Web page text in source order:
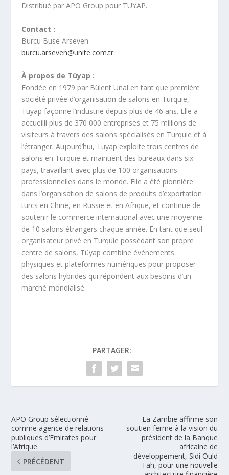
Distribué par APO Group pour TÜYAP.
Contact :
Burcu Buse Arseven
burcu.arseven@unite.com.tr
À propos de Tüyap :
Fondée en 1979 par Bülent Ünal en tant que première
société privée d’organisation de salons en Turquie,
Tüyap façonne l’industrie depuis plus de 46 ans. Elle a
accueilli plus de 370 000 entreprises et 75 millions de
visiteurs à travers des salons spécialisés en Turquie et à
l’étranger. Aujourd’hui, Tüyap exploite trois centres de
salons en Turquie et maintient des bureaux dans six
pays, travaillant avec plus de 100 organisations
professionnelles dans le monde. Elle a été pionnière
dans l’organisation de salons de produits d’exportation
turcs en Chine, en Russie et en Afrique, et continue de
soutenir le commerce international avec une moyenne
de 10 salons étrangers chaque année. En tant que seul
organisateur privé en Turquie possédant son propre
centre de salons, Tüyap combine événements
physiques et plateformes numériques pour proposer
des salons hybrides qui répondent aux besoins d’un
marché mondialisé.
PARTAGER:
APO Group sélectionné
comme agence de relations
publiques d’Emirates pour
l’Afrique
PRÉCÉDENT
La Zambie affirme son
soutien ferme à la vision du
président de la Banque
africaine de
développement, Sidi Ould
Tah, pour une nouvelle